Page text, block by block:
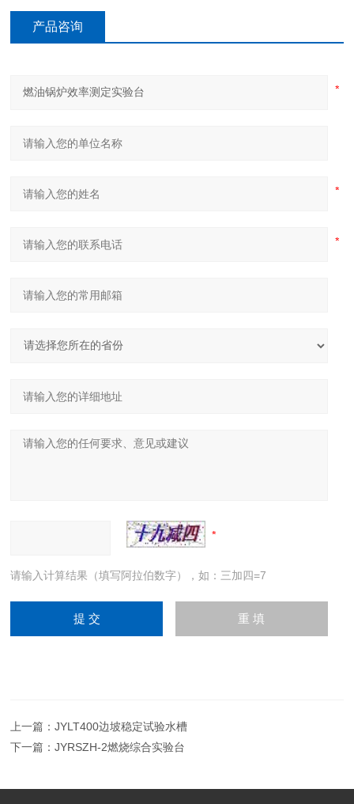
产品咨询
请输入计算结果（填写阿拉伯数字），如：三加四=7
上一篇：JYLT400边坡稳定试验水槽
下一篇：JYRSZH-2燃烧综合实验台